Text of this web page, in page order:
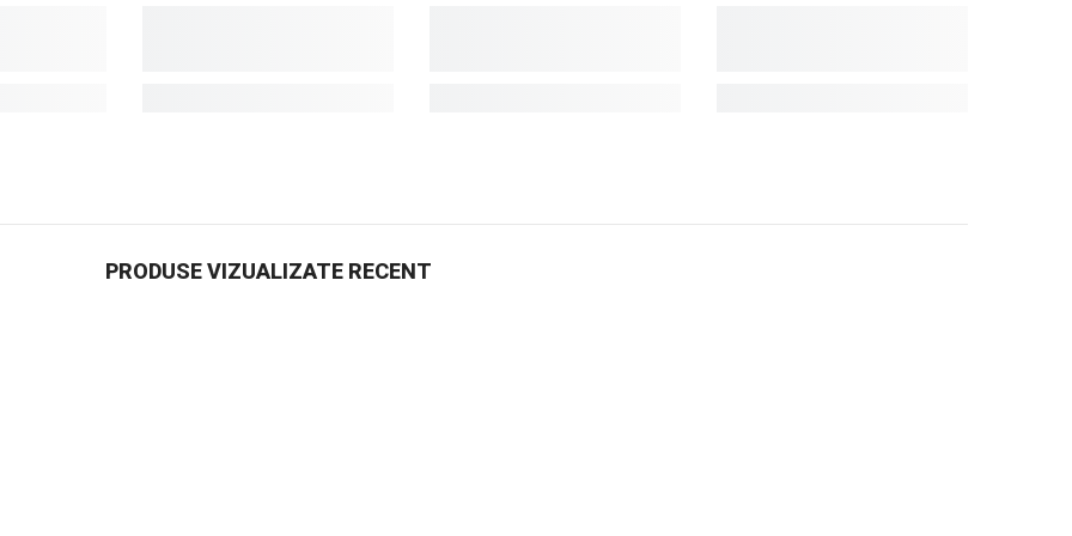
PRODUSE VIZUALIZATE RECENT